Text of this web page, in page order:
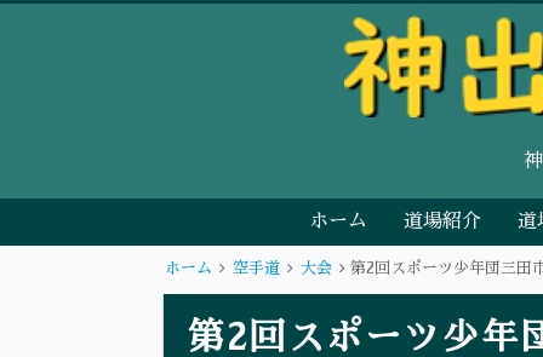
ホーム 道場紹介 道
ホーム 空手道 大会 第2回スポーツ少年団三田
第2回スポーツ少年